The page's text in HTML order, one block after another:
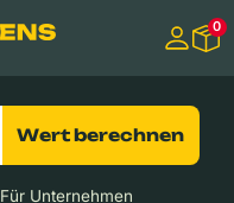
0
Wert berechnen
Für Unternehmen